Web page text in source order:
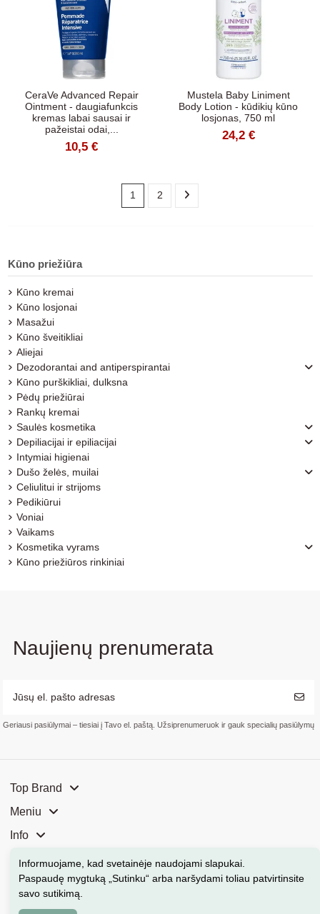
CeraVe Advanced Repair
Ointment - daugiafunkcis
kremas labai sausai ir
pažeistai odai,...
10,5 €
Mustela Baby Liniment
Body Lotion - kūdikių kūno
losjonas, 750 ml
24,2 €
1 2
Kūno priežiūra
Kūno kremai
Kūno losjonai
Masažui
Kūno šveitikliai
Aliejai
Dezodorantai and antiperspirantai
Kūno purškikliai, dulksna
Pėdų priežiūrai
Rankų kremai
Saulės kosmetika
Depiliacijai ir epiliacijai
Intymiai higienai
Dušo želės, muilai
Celiulitui ir strijoms
Pedikiūrui
Voniai
Vaikams
Kosmetika vyrams
Kūno priežiūros rinkiniai
Naujienų prenumerata
Geriausi pasiūlymai – tiesiai į Tavo el. paštą. Užsiprenumeruok ir gauk specialių pasiūlymų
Top Brand
Meniu
Info
Mūsų parduotuvės
Kontaktai
Informuojame, kad svetainėje naudojami slapukai
Paspaudę mygtuką „Sutinku“ arba naršydami toliau patvirtinsite
savo sutikimą.